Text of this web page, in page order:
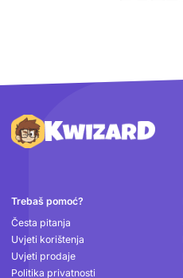
Podnožje
Trebaš pomoć?
Česta pitanja
Uvjeti korištenja
Uvjeti prodaje
Politika privatnosti